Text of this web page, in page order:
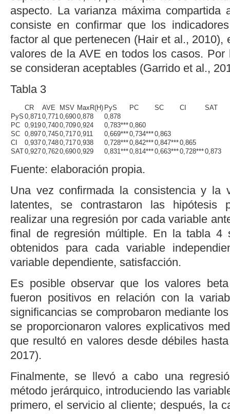
aspecto. La varianza máxima compartida
consiste en confirmar que los
factor al que pertenecen (Hair et al., 2010),
valores de la AVE en todos los casos.
se consideran aceptables (Garrido et al.,
Tabla 3
CR AVE MSV MaxR(H) PyS PC SC CI
SAT
PyS 0,871 0,771 0,6900,878
0,878
PC 0,9190,7400,7090,924 0,783***0,860
SC 0,8970,7450,7170,911 0,669***0,734***0,863
CI
0,9370,7480,7170,938 0,728***0,842***0,847***0,865
SAT0,9270,7620,6900,929 0,831***0,814***0,663***0,728***0,873
Fuente: elaboración propia.
Una vez confirmada la consistencia y la
latentes, se contrastaron las hipótesis
realizar una regresión por cada variable
final de regresión múltiple. En latabla 4
obtenidos para cada variable
variable dependiente, satisfacción.
Es posible observar que los valores
fueron positivos en relación con la
significancias se comprobaron mediante
se proporcionaron valores explicativos
que resultó en valores desde débiles
2017).
Finalmente, se llevó a cabo una
método jerárquico, introduciendo las
primero, el servicio al cliente; después, la